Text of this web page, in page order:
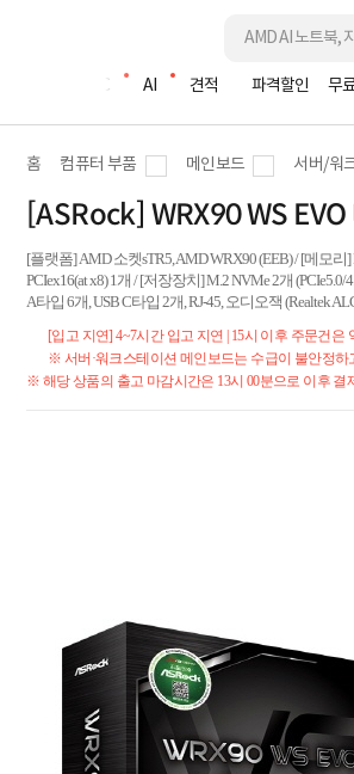
조립PC AI 견적 파격할인 무
홈 컴퓨터 부품 메인보드 서버/워
[ASRock] WRX90 WS
[플랫폼] AMD 소켓sTR5, AMD WRX90 (EEB) / [메모리
PCIex16(at x8) 1개 / [저장장치] M.2 NVMe 2개
A타입 6개, USB C타입 2개, RJ-45, 오디오잭 (Realtek
[입고 지연] 4~7시간 입고 지연 | 15시 이후 주문건
※ 서버·워크스테이션 메인보드는 수급이 불안정
※ 해당 상품의 출고 마감시간은 13시 00분으로 이후